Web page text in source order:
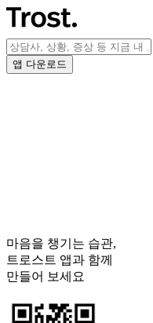
앱 다운로드
마음을 챙기는 습관,
트로스트 앱과 함께
만들어 보세요